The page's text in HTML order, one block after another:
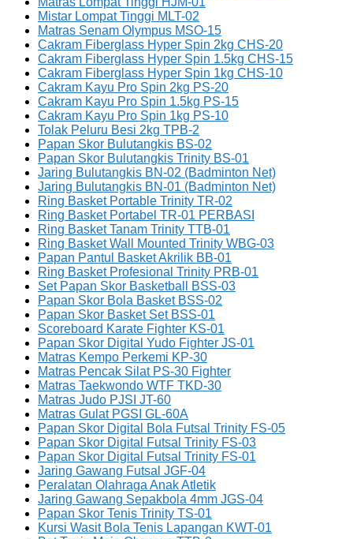
Mistar Lompat Tinggi MLT-02
Matras Senam Olympus MSO-15
Cakram Fiberglass Hyper Spin 2kg CHS-20
Cakram Fiberglass Hyper Spin 1.5kg CHS-15
Cakram Fiberglass Hyper Spin 1kg CHS-10
Cakram Kayu Pro Spin 2kg PS-20
Cakram Kayu Pro Spin 1.5kg PS-15
Cakram Kayu Pro Spin 1kg PS-10
Tolak Peluru Besi 2kg TPB-2
Papan Skor Bulutangkis BS-02
Papan Skor Bulutangkis Trinity BS-01
Jaring Bulutangkis BN-02 (Badminton Net)
Jaring Bulutangkis BN-01 (Badminton Net)
Ring Basket Portable Trinity TR-02
Ring Basket Portabel TR-01 PERBASI
Ring Basket Tanam Trinity TTB-01
Ring Basket Wall Mounted Trinity WBG-03
Papan Pantul Basket Akrilik BB-01
Ring Basket Profesional Trinity PRB-01
Set Papan Skor Basketball BSS-03
Papan Skor Bola Basket BSS-02
Papan Skor Basket Set BSS-01
Scoreboard Karate Fighter KS-01
Papan Skor Digital Yudo Fighter JS-01
Matras Kempo Perkemi KP-30
Matras Pencak Silat PS-30 Fighter
Matras Taekwondo WTF TKD-30
Matras Judo PJSI JT-60
Matras Gulat PGSI GL-60A
Papan Skor Digital Bola Futsal Trinity FS-05
Papan Skor Digital Futsal Trinity FS-03
Papan Skor Digital Futsal Trinity FS-01
Jaring Gawang Futsal JGF-04
Peralatan Olahraga Anak Atletik
Jaring Gawang Sepakbola 4mm JGS-04
Papan Skor Tenis Trinity TS-01
Kursi Wasit Bola Tenis Lapangan KWT-01